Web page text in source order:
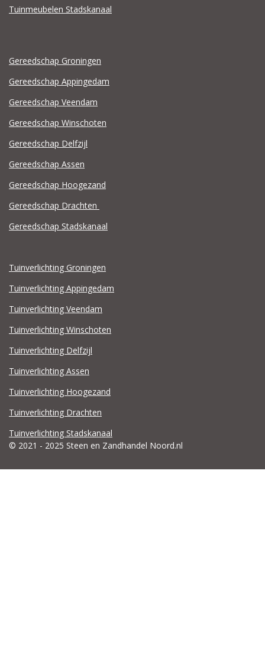
Tuinmeubelen Stadskanaal
Gereedschap Groningen
Gereedschap Appingedam
Gereedschap Veendam
Gereedschap Winschoten
Gereedschap Delfzijl
Gereedschap Assen
Gereedschap Hoogezand
Gereedschap Drachten
Gereedschap Stadskanaal
Tuinverlichting Groningen
Tuinverlichting Appingedam
Tuinverlichting Veendam
Tuinverlichting Winschoten
Tuinverlichting Delfzijl
Tuinverlichting Assen
Tuinverlichting Hoogezand
Tuinverlichting Drachten
Tuinverlichting Stadskanaal
© 2021 - 2025 Steen en Zandhandel Noord.nl